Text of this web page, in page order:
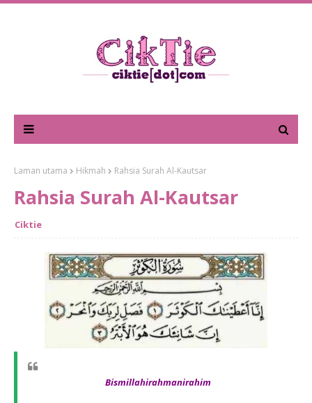
Laman utama Hikmah Rahsia Surah Al-Kautsar
Rahsia Surah Al-Kautsar
Ciktie
Bismillahirahmanirahim